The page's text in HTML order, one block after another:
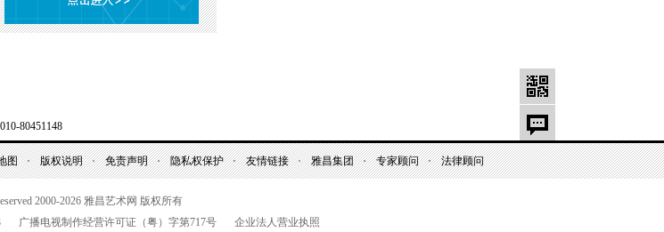
010-80451148
图 版权说明 免责声明 隐私权保护 友情链接 雅昌集团 专家顾问 法律顾问
2000-2026 雅昌艺术网 版权所有
广播电视制作经营许可证（粤）字第717号 企业法人营业执照